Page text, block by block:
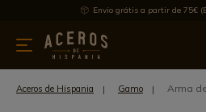
Envio grátis a partir de 75€
& Utensílios de cozinha
Aceros de Hispania Gamo Arma